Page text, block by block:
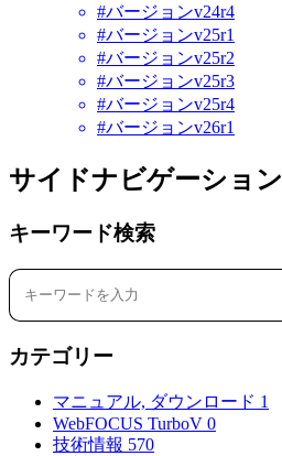
#バージョンv24r4
#バージョンv25r1
#バージョンv25r2
#バージョンv25r3
#バージョンv25r4
#バージョンv26r1
サイドナビゲーション
キーワード検索
カテゴリー
マニュアル, ダウンロード 1
WebFOCUS TurboV 0
技術情報 570